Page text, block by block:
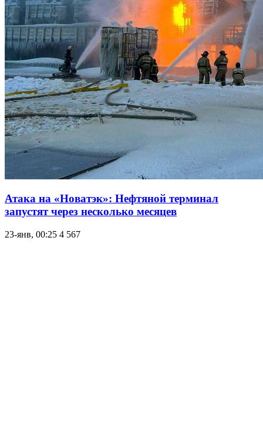
Атака на «Новатэк»: Нефтяной терминал
запустят через несколько месяцев
23-янв, 00:25 4 567